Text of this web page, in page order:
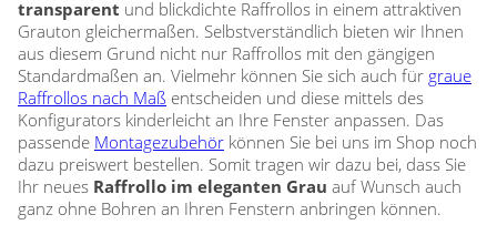
transparent und blickdichte Raffrollos in einem attraktiven
Grauton gleichermaßen. Selbstverständlich bieten wir Ihnen
aus diesem Grund nicht nur Raffrollos mit den gängigen
Standardmaßen an. Vielmehr können Sie sich auch für graue
Raffrollos nach Maß entscheiden und diese mittels des
Konfigurators kinderleicht an Ihre Fenster anpassen. Das
passende Montagezubehörkönnen Sie bei uns im Shop noch
dazu preiswert bestellen. Somit tragen wir dazu bei, dass Sie
Ihr neues Raffrollo im eleganten Grau auf Wunsch auch
ganz ohne Bohren an Ihren Fenstern anbringen können.